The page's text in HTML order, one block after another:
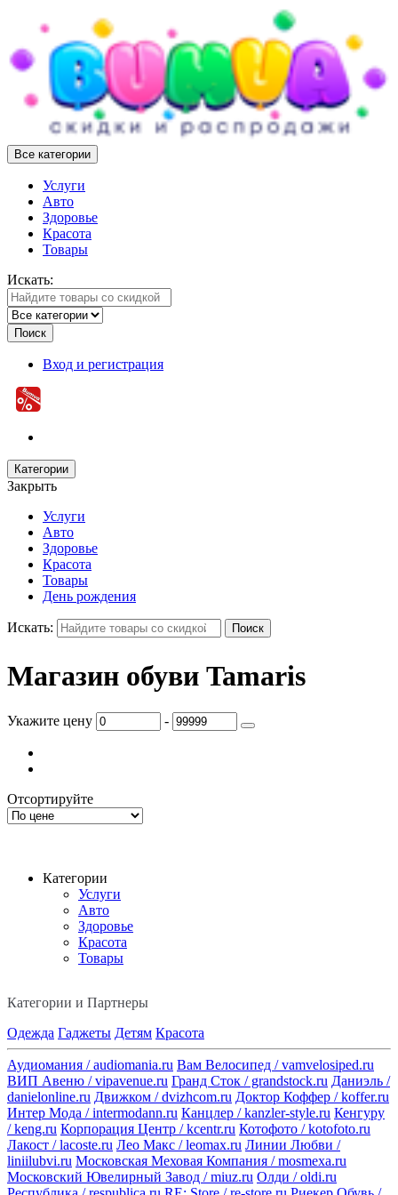
Все категории
Услуги
Авто
Здоровье
Красота
Товары
Искать:
Поиск
Вход и регистрация
Категории
Закрыть
Услуги
Авто
Здоровье
Красота
Товары
День рождения
Искать:
Магазин обуви Tamaris
Укажите цену -
Отсортируйте
Категории
Услуги
Авто
Здоровье
Красота
Товары
Категории и Партнеры
Одежда Гаджеты Детям Красота
Аудиомания / audiomania.ru Вам Велосипед / vamvelosiped.ru
ВИП Авеню / vipavenue.ru Гранд Сток / grandstock.ru Даниэль /
danielonline.ru Движком / dvizhcom.ru Доктор Коффер / koffer.ru
Интер Мода / intermodann.ru Канцлер / kanzler-style.ru Кенгуру
/ keng.ru Корпорация Центр / kcentr.ru Котофото / kotofoto.ru
Лакост / lacoste.ru Лео Макс / leomax.ru Линии Любви /
liniilubvi.ru Московская Меховая Компания / mosmexa.ru
Московский Ювелирный Завод / miuz.ru Олди / oldi.ru